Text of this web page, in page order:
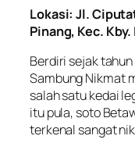
Lokasi: Jl.
Pinang, Kec.
Berdiri sejak
Sambung Nikmat
salah satu kedai
itu pula, soto
terkenal sangat